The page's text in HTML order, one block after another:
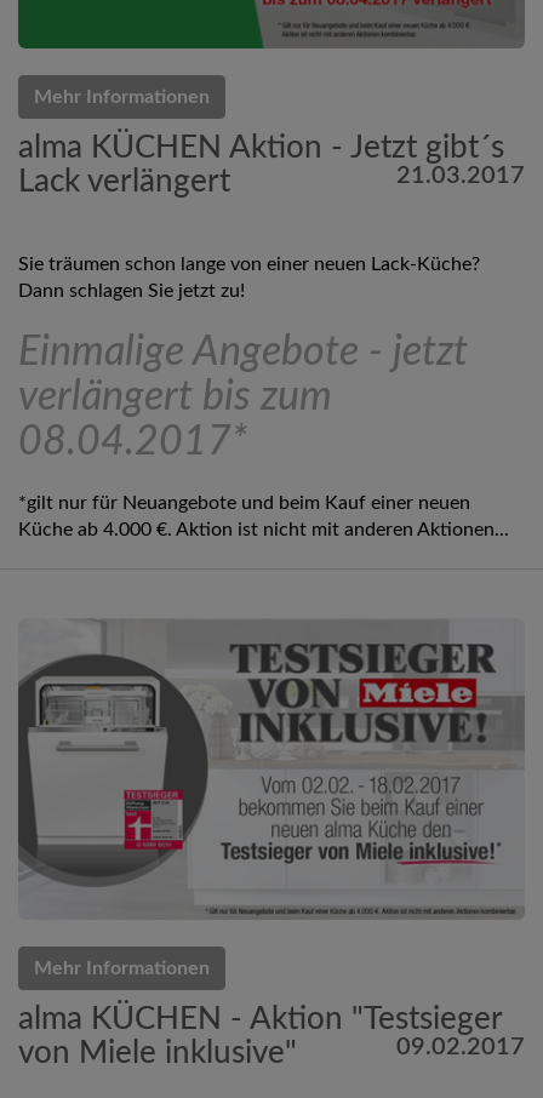
Mehr Informationen
alma KÜCHEN Aktion - Jetzt gibt´s
Lack verlängert
21.03.2017
Sie träumen schon lange von einer neuen Lack-Küche?
Dann schlagen Sie jetzt zu!
Einmalige Angebote - jetzt
verlängert bis zum
08.04.2017*
*gilt nur für Neuangebote und beim Kauf einer neuen
Küche ab 4.000 €. Aktion ist nicht mit anderen Aktionen...
Mehr Informationen
alma KÜCHEN - Aktion "Testsieger
von Miele inklusive"
09.02.2017